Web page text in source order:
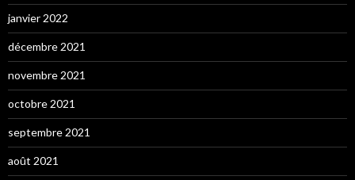
janvier 2022
décembre 2021
novembre 2021
octobre 2021
septembre 2021
août 2021